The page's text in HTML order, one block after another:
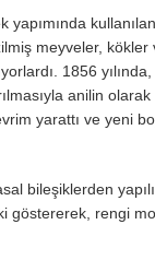
meyveler, kökler
1856 yılında,
anilin
yarattı ve yeni
bileşiklerden
göstererek, rengi